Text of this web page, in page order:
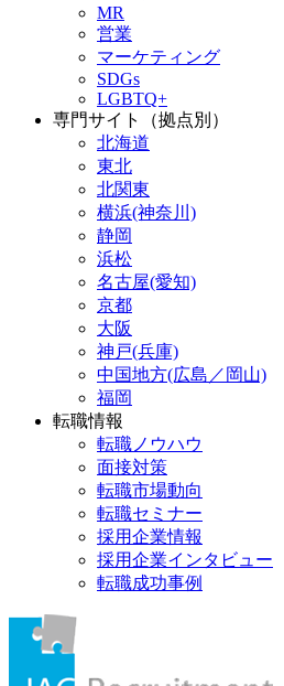
MR
営業
マーケティング
SDGs
LGBTQ+
専門サイト（拠点別）
北海道
東北
北関東
横浜(神奈川)
静岡
浜松
名古屋(愛知)
京都
大阪
神戸(兵庫)
中国地方(広島／岡山)
福岡
転職情報
転職ノウハウ
面接対策
転職市場動向
転職セミナー
採用企業情報
採用企業インタビュー
転職成功事例